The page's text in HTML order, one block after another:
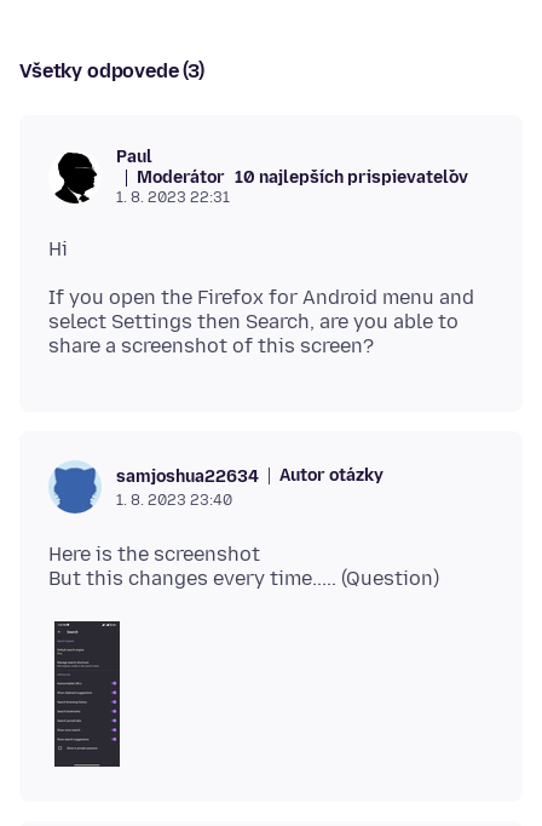
Všetky odpovede (3)
Paul
Moderátor 10 najlepších prispievateľov
1. 8. 2023 22:31
If you open the Firefox for Android menu and
select Settings then Search, are you able to
samjoshua22634 Autor otázky
1. 8. 2023 23:40
Here is the screenshot